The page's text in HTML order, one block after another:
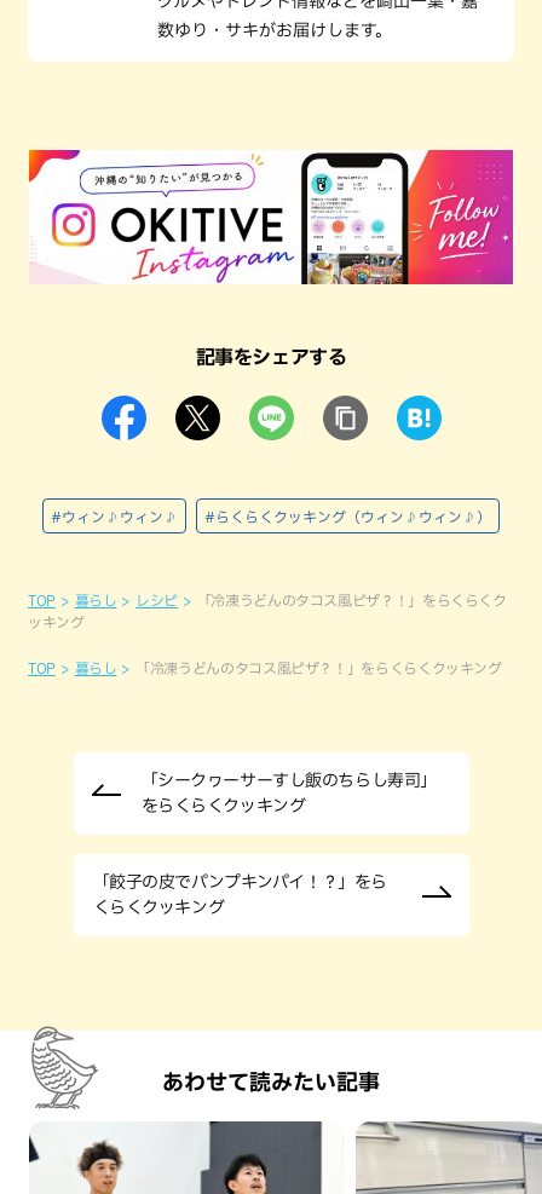
数ゆり・サキがお届けします。
記事をシェアする
#ウィン♪ウィン♪ #らくらくクッキング（ウィン♪ウィン♪）
TOP 暮らし レシピ
「冷凍うどんのタコス風ピザ？！」をらくらくク
ッキング
TOP 暮らし 「冷凍うどんのタコス風ピザ？！」をらくらくクッキング
「シークヮーサーすし飯のちらし寿司」
をらくらくクッキング
「餃子の皮でパンプキンパイ！？」をら
くらくクッキング
あわせて読みたい記事